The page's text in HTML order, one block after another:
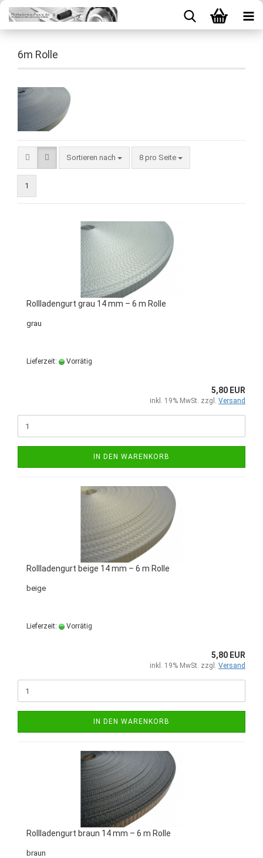
6m Rolle
Sortieren nach 8 pro Seite
1
Rollladengurt grau 14 mm – 6 m Rolle
grau
Lieferzeit: Vorrätig
5,80 EUR
inkl. 19% MwSt. zzgl. Versand
IN DEN WARENKORB
Rollladengurt beige 14 mm – 6 m Rolle
beige
Lieferzeit: Vorrätig
5,80 EUR
inkl. 19% MwSt. zzgl. Versand
IN DEN WARENKORB
Rollladengurt braun 14 mm – 6 m Rolle
braun